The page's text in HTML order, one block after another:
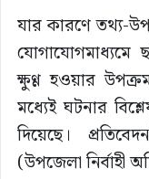
যার কারণে তথ্য-
যোগাযোগমাধ্যমে
ক্ষুণ্ণ হওয়ার
মধ্যেই ঘটনার
দিয়েছে।
(উপজেলা নির্বাহী